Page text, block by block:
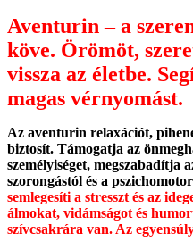
Aventurin – a
köve. Örömöt,
vissza az életbe.
magas vérnyomást.
Az aventurin relaxációt,
biztosít. Támogatja az
személyiséget, megszabadítja
szorongástól és a
semlegesíti a stresszt és az
álmokat, vidámságot és
szívcsakrára van. Az